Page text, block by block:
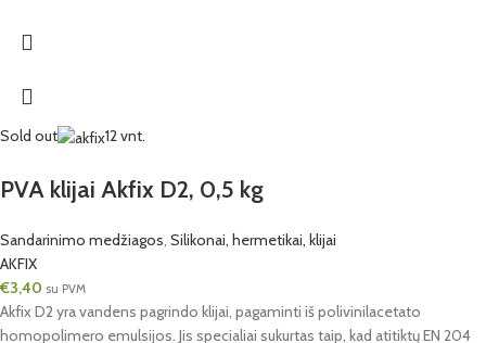
Sold out 12 vnt.
PVA klijai Akfix D2, 0,5 kg
Sandarinimo medžiagos, Silikonai, hermetikai, klijai
AKFIX
€3,40 su PVM
Akfix D2 yra vandens pagrindo klijai, pagaminti iš polivinilacetato
homopolimero emulsijos. Jis specialiai sukurtas taip, kad atitiktų EN 204